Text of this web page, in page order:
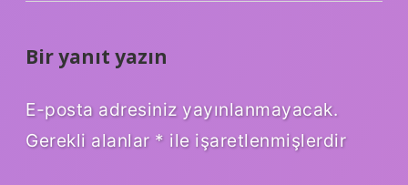
Bir yanıt yazın
E-posta adresiniz yayınlanmayacak.
Gerekli alanlar * ile işaretlenmişlerdir